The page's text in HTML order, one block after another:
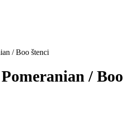
/ Boo štenci
/ Boo